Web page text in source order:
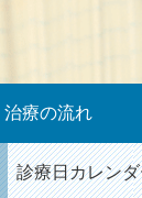
治療の流れ
診療日カレン